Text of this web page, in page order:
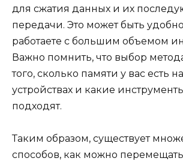
для сжатия данных и их
передачи. Это может быть
работаете с большим объемом
Важно помнить, что выбор
того, сколько памяти у вас есть
устройствах и какие
подходят.
Таким образом, существует
способов, как можно